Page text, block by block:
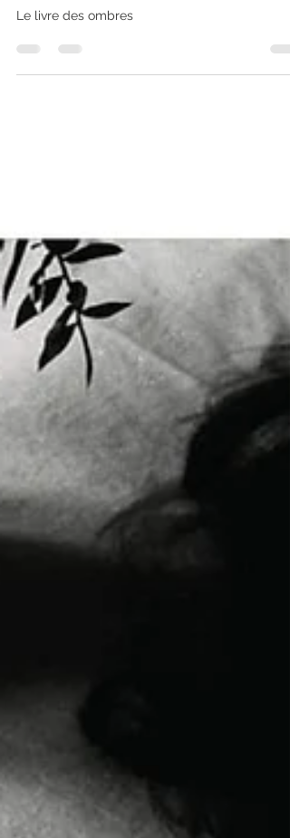
Tous à l'ombre ! Une édition de
l'Image en jeu